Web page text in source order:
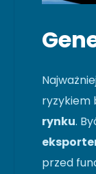
ryzykiem
rynku.
przed